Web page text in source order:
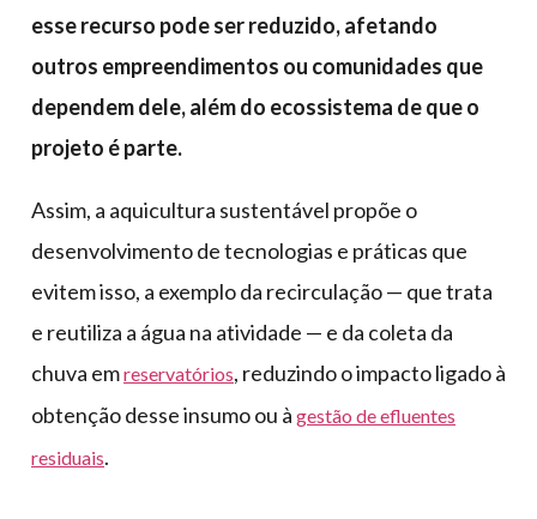
esse recurso pode ser reduzido, afetando
outros empreendimentos ou comunidades que
dependem dele, além do ecossistema de que o
projeto é parte.
Assim, a aquicultura sustentável propõe o
desenvolvimento de tecnologias e práticas que
evitem isso, a exemplo da recirculação — que trata
e reutiliza a água na atividade — e da coleta da
chuva emreservatórios, reduzindo o impacto ligado à
obtenção desse insumo ou à gestão de efluentes
residuais.